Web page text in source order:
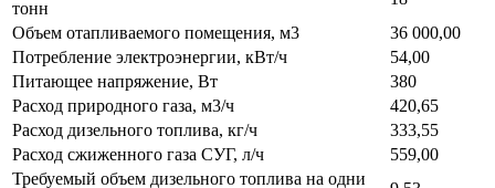
тонн
Объем отапливаемого помещения, м3
36 000,00
Потребление электроэнергии, кВт/ч
54,00
Питающее напряжение, Вт
380
Расход природного газа, м3/ч
420,65
Расход дизельного топлива, кг/ч
333,55
Расход сжиженного газа СУГ, л/ч
559,00
Требуемый объем дизельного топлива на одни